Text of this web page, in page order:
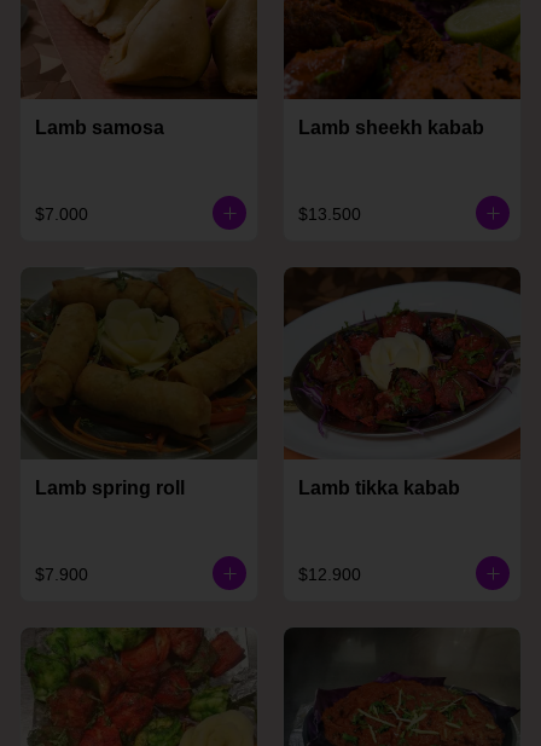
Lamb samosa
$7.000
Lamb sheekh kabab
$13.500
Lamb spring roll
$7.900
Lamb tikka kabab
$12.900